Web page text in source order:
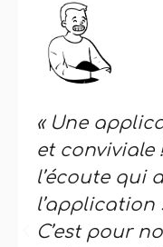
« Une
et conviviale
l’écoute qui
l’application
C’est pour